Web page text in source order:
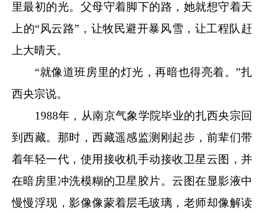
里最初的光。父母守着脚下的路，她就想守着天
上的“风云路”，让牧民避开暴风雪，让工程队赶
上大晴天。
“就像道班房里的灯光，再暗也得亮着。”扎
西央宗说。
1988年，从南京气象学院毕业的扎西央宗回
到西藏。那时，西藏遥感监测刚起步，前辈们带
着年轻一代，使用接收机手动接收卫星云图，并
在暗房里冲洗模糊的卫星胶片。云图在显影液中
慢慢浮现，影像像蒙着层毛玻璃，老师却像解读